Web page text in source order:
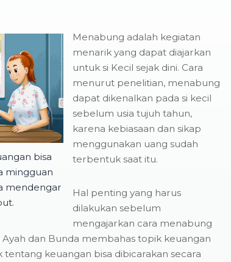
bisa
mingguan
mendengar
Menabung adalah kegiatan
menarik yang dapat diajarkan
untuk si Kecil sejak dini. Cara
menurut penelitian, menabung
dapat dikenalkan pada si kecil
sebelum usia tujuh tahun,
karena kebiasaan dan sikap
menggunakan uang sudah
terbentuk saat itu.
Hal penting yang harus
dilakukan sebelum
mengajarkan cara menabung
dan Bunda membahas topik keuangan
tentang keuangan bisa dibicarakan secara